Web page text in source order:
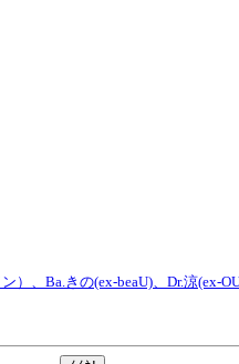
）、Ba.きの(ex-beaU)、Dr.涼(ex-